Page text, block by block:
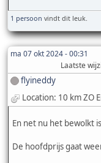
1 persoon vindt dit leuk.
ma 07 okt 2024 - 00:31
Laatste
flyineddy
Location: 10 km ZO
En net nu het bewolkt
De hoofdprijs gaat